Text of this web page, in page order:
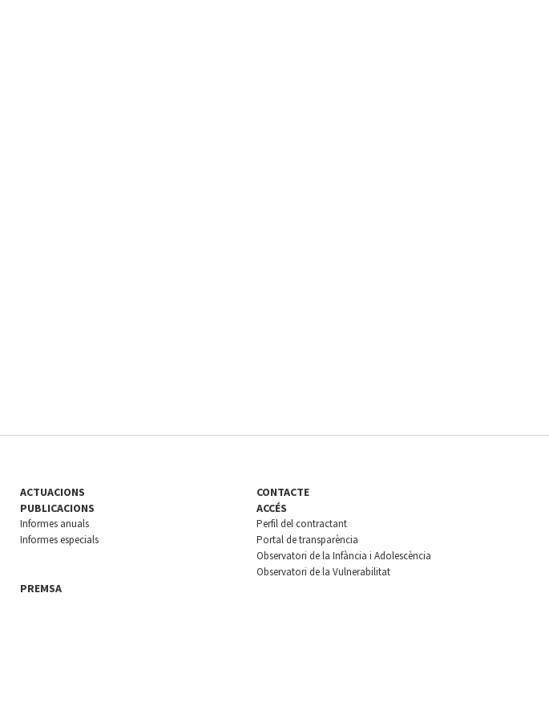
ACTUACIONS
PUBLICACIONS
Informes anuals
Informes especials
PREMSA
CONTACTE
ACCÉS
Perfil del contractant
Portal de transparència
Observatori de la Infància i Adolescència
Observatori de la Vulnerabilitat